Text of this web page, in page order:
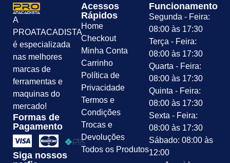
A
PROATACADISTA
é especializada
nas melhores
marcas de
ferramentas e
maquinas do
mercado!
Formas de
Pagamento
Siga nossos
Acessos
Rápidos
Home
Checkout
Minha Conta
Carrinho
Política de
Privacidade
Termos e
Condições
Trocas e
Devoluções
Todos os Produtos
Funcionamento
Segunda - Feira:
08:00 às 17:30
Terça - Feira:
08:00 às 17:30
Quarta - Feira:
08:00 às 17:30
Quinta - Feira:
08:00 às 17:30
Sexta - Feira:
08:00 às 17:30
Sábado: 08:00 às
12:00